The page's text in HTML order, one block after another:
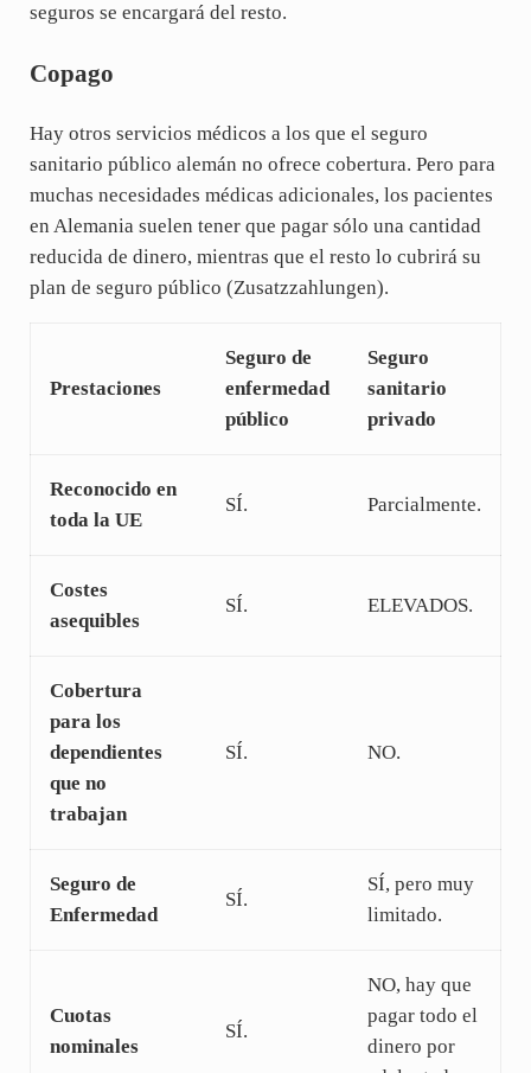
seguros se encargará del resto.
Copago
Hay otros servicios médicos a los que el seguro
sanitario público alemán no ofrece cobertura. Pero para
muchas necesidades médicas adicionales, los pacientes
en Alemania suelen tener que pagar sólo una cantidad
reducida de dinero, mientras que el resto lo cubrirá su
plan de seguro público (Zusatzzahlungen).
Prestaciones
Seguro de
enfermedad
público
Seguro
sanitario
privado
Reconocido en
toda la UE
SÍ. Parcialmente.
Costes
asequibles
SÍ. ELEVADOS.
Cobertura
para los
dependientes
que no
trabajan
SÍ. NO.
Seguro de
Enfermedad
SÍ.
SÍ, pero muy
limitado.
Cuotas
nominales
SÍ.
NO, hay que
pagar todo el
dinero por